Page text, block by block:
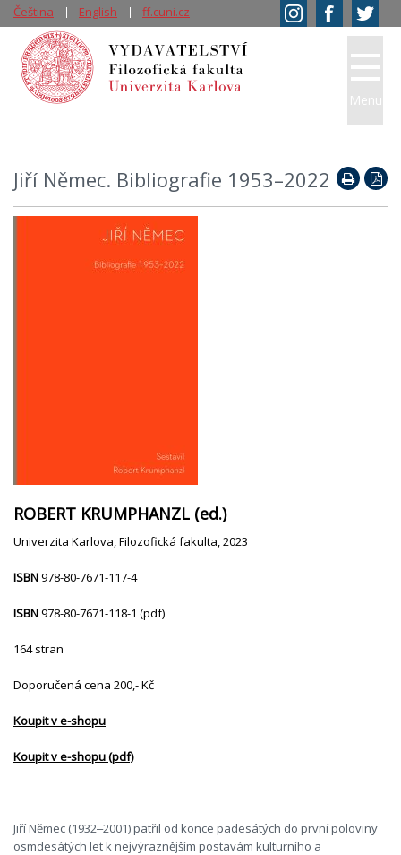
Jiří Němec. Bibliografie 1953–2022
ROBERT KRUMPHANZL (ed.)
Univerzita Karlova, Filozofická fakulta, 2023
ISBN978-80-7671-117-4
ISBN978-80-7671-118-1 (pdf)
164 stran
Doporučená cena 200,- Kč
Koupit v e-shopu
Koupit v e-shopu (pdf)
Jiří Němec (1932‒2001) patřil od konce padesátých do první poloviny
osmdesátých let k nejvýraznějším postavám kulturního a
Menu
Čeština English ff.cuni.cz